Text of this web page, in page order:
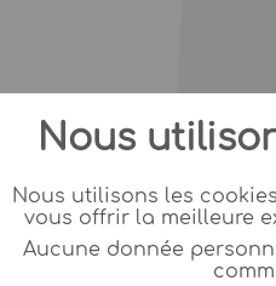
Nous
Nous utilisons les
vous offrir la meilleure
Aucune donnée